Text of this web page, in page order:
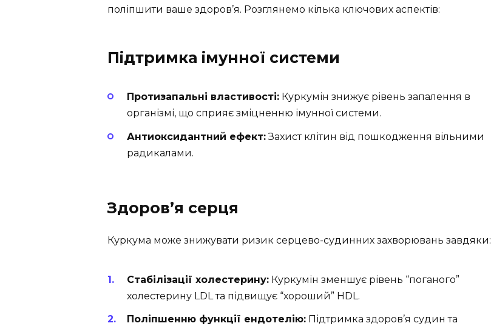
поліпшити ваше здоров’я. Розглянемо кілька ключових аспектів:
Підтримка імунної системи
Протизапальні властивості: Куркумін знижує рівень запалення в
організмі, що сприяє зміцненню імунної системи.
Антиоксидантний ефект:Захист клітин від пошкодження вільними
радикалами.
Здоров’я серця
Куркума може знижувати ризик серцево-судинних захворювань завдяки:
Стабілізації холестерину: Куркумін зменшує рівень “поганого”
холестерину LDL та підвищує “хороший” HDL.
Поліпшенню функції ендотелію: Підтримка здоров’я судин та